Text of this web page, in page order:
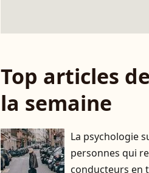
Top articles de
la semaine
La psychologie
personnes qui
conducteurs en